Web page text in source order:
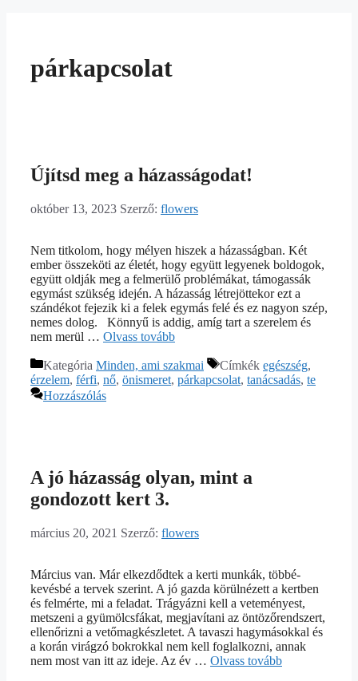
párkapcsolat
Újítsd meg a házasságodat!
október 13, 2023 Szerző: flowers
Nem titkolom, hogy mélyen hiszek a házasságban. Két
ember összeköti az életét, hogy együtt legyenek boldogok,
együtt oldják meg a felmerülő problémákat, támogassák
egymást szükség idején. A házasság létrejöttekor ezt a
szándékot fejezik ki a felek egymás felé és ez nagyon szép,
nemes dolog. Könnyű is addig, amíg tart a szerelem és
nem merül … Olvass tovább
Kategória Minden, ami szakmai Címkék egészség,
érzelem, férfi, nő, önismeret, párkapcsolat, tanácsadás, te
Hozzászólás
A jó házasság olyan, mint a
gondozott kert 3.
március 20, 2021 Szerző: flowers
Március van. Már elkezdődtek a kerti munkák, többé-
kevésbé a tervek szerint. A jó gazda körülnézett a kertben
és felmérte, mi a feladat. Trágyázni kell a veteményest,
metszeni a gyümölcsfákat, megjavítani az öntözőrendszert,
ellenőrizni a vetőmagkészletet. A tavaszi hagymásokkal és
a korán virágzó bokrokkal nem kell foglalkozni, annak
nem most van itt az ideje. Az év … Olvass tovább